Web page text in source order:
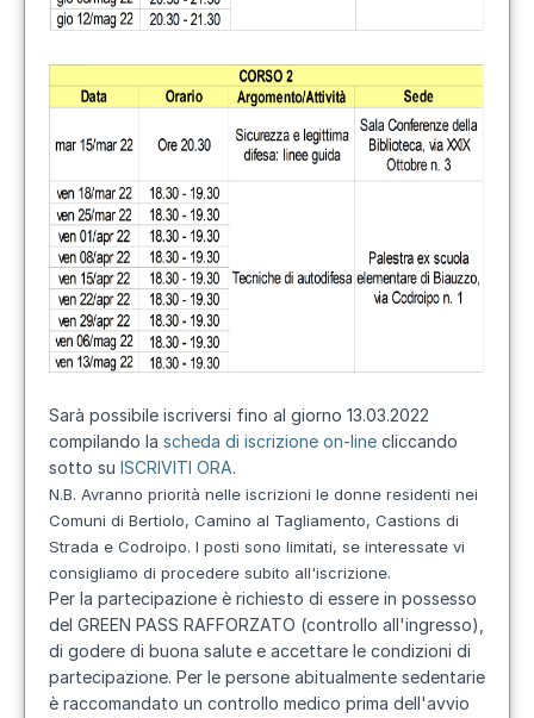
Sarà possibile iscriversi fino al giorno 13.03.2022
compilando la scheda di iscrizione on-line cliccando
sotto su ISCRIVITI ORA.
N.B. Avranno priorità nelle iscrizioni le donne residenti nei
Comuni di Bertiolo, Camino al Tagliamento, Castions di
Strada e Codroipo. I posti sono limitati, se interessate vi
consigliamo di procedere subito all'iscrizione.
Per la partecipazione è richiesto di essere in possesso
del GREEN PASS RAFFORZATO (controllo all'ingresso),
di godere di buona salute e accettare le condizioni di
partecipazione. Per le persone abitualmente sedentarie
è raccomandato un controllo medico prima dell'avvio